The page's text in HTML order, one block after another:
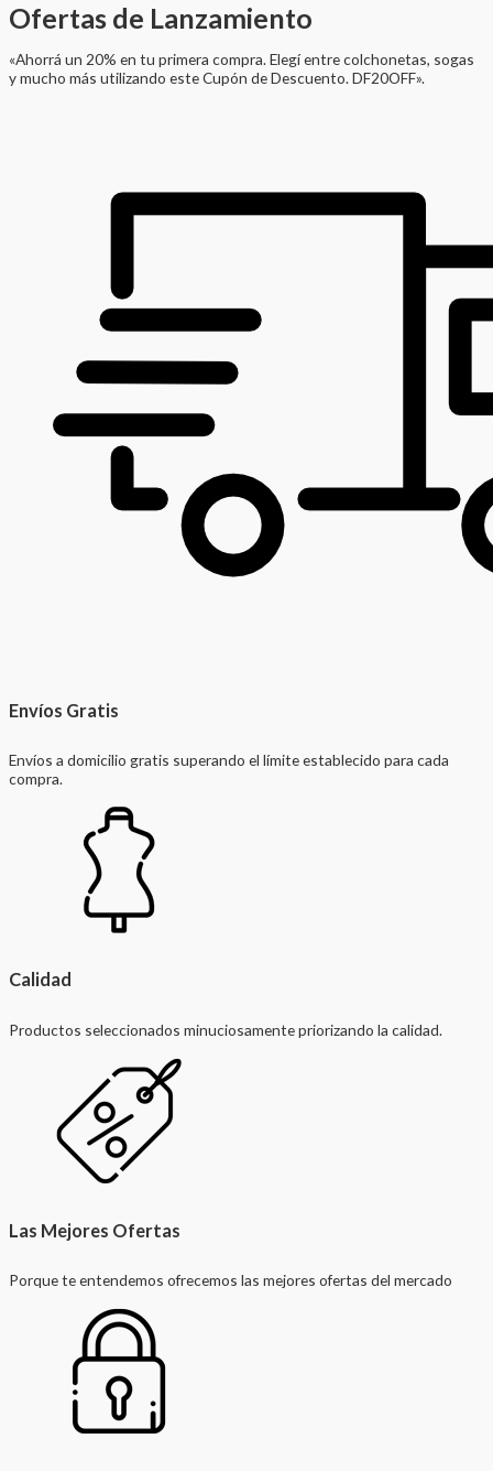
Ofertas de Lanzamiento
«Ahorrá un 20% en tu primera compra. Elegí entre colchonetas, sogas
y mucho más utilizando este Cupón de Descuento. DF20OFF».
Envíos Gratis
Envíos a domicilio gratis superando el límite establecido para cada
compra.
Calidad
Productos seleccionados minuciosamente priorizando la calidad.
Las Mejores Ofertas
Porque te entendemos ofrecemos las mejores ofertas del mercado